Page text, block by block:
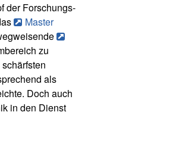
der Forschungs-
Master
zu
als
Doch auch
in den Dienst